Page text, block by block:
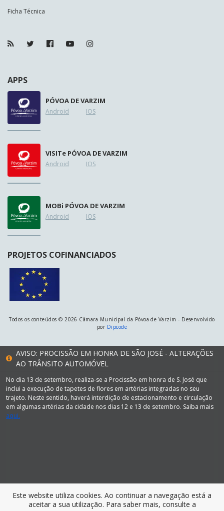
Ficha Técnica
APPS
PÓVOA DE VARZIM
Android IOS
VISITe PÓVOA DE VARZIM
Android IOS
MOBi PÓVOA DE VARZIM
Android IOS
PROJETOS COFINANCIADOS
Todos os conteúdos © 2026 Câmara Municipal da Póvoa de Varzim - Desenvolvido
por Dipcode
AVISO: PROCISSÃO EM HONRA DE SÃO JOSÉ - ALTERAÇÕES
AO TRÂNSITO AUTOMÓVEL
No dia 13 de setembro, realiza-se a Procissão em honra de S. José que
inclui a execução de tapetes de flores em artérias integradas no seu
trajeto. Neste sentido, haverá interdição de estacionamento e circulação
em algumas artérias da cidade nos dias 12 e 13 de setembro. Saiba mais
aqui.
Este website utiliza cookies. Ao continuar a navegação está a
aceitar a sua utilização. Para saber mais, consulte a